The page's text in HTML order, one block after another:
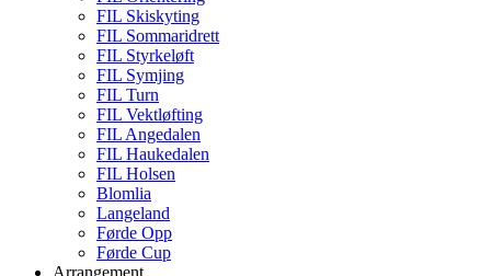
FIL Skiskyting
FIL Sommaridrett
FIL Styrkeløft
FIL Symjing
FIL Turn
FIL Vektløfting
FIL Angedalen
FIL Haukedalen
FIL Holsen
Blomlia
Langeland
Førde Opp
Førde Cup
Arrangement